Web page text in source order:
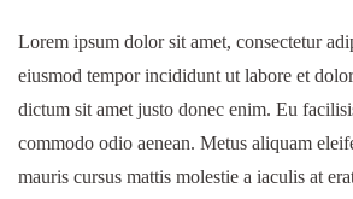
Lorem ipsum dolor sit amet, consectetur
eiusmod tempor incididunt ut labore et
dictum sit amet justo donec enim. Eu
commodo odio aenean. Metus aliquam
mauris cursus mattis molestie a iaculis at